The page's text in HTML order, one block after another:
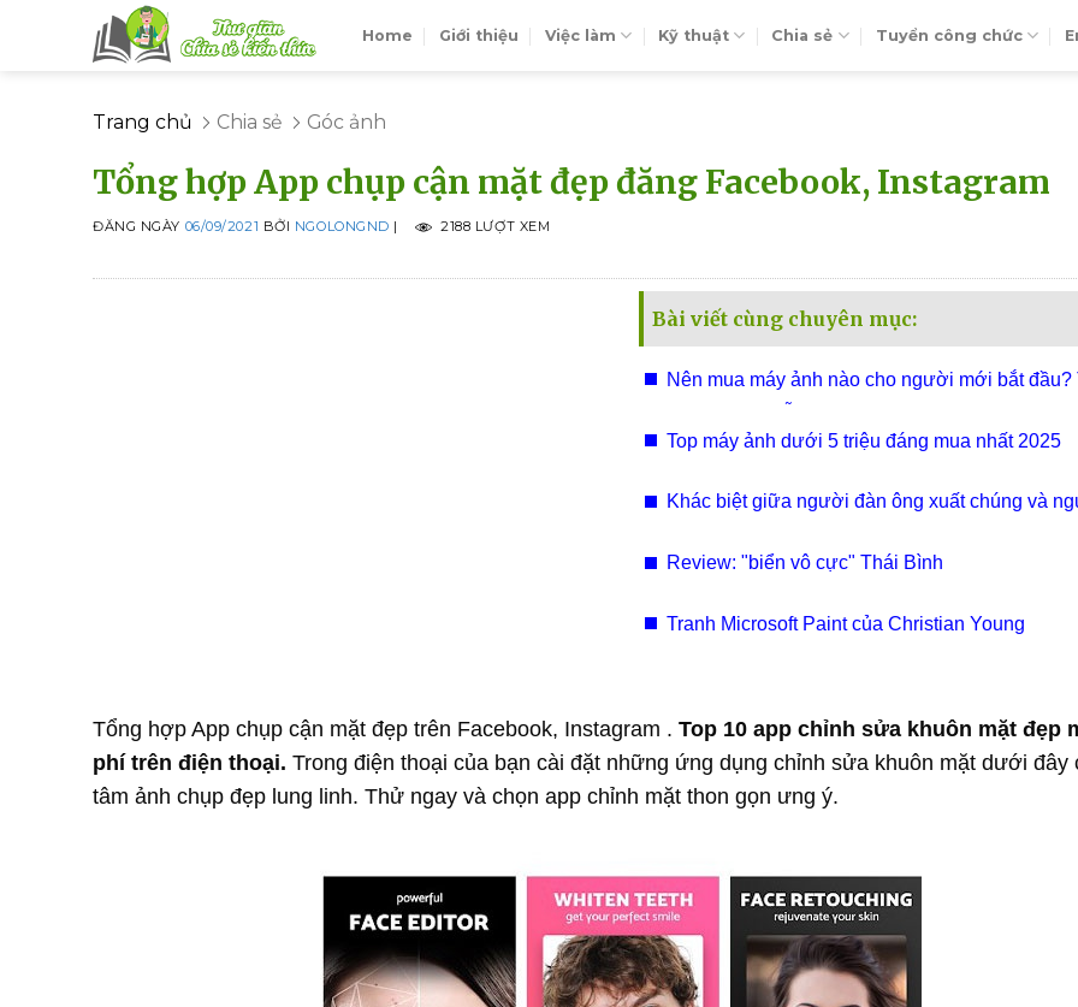
Home Giới thiệu Việc làm Kỹ thuật Chia sẻ Tuyển công chức
Trang chủ Chia sẻ Góc ảnh
Tổng hợp App chụp cận mặt đẹp đăng Facebook, Instagram
ĐĂNG NGÀY 06/09/2021 BỞI NGOLONGND | 2188 LƯỢT XEM
Bài viết cùng chuyên mục:
Nên mua máy ảnh nào cho người mới bắt đầu?
Top máy ảnh dưới 5 triệu đáng mua nhất 2025
Khác biệt giữa người đàn ông xuất chúng và
Review: "biển vô cực" Thái Bình
Tranh Microsoft Paint của Christian Young
Tổng hợp App chụp cận mặt đẹp trên Facebook, Instagram . Top 10 app chỉnh sửa khuôn mặt đẹp
phí trên điện thoại. Trong điện thoại của bạn cài đặt những ứng dụng chỉnh sửa khuôn mặt dưới đây
tâm ảnh chụp đẹp lung linh. Thử ngay và chọn app chỉnh mặt thon gọn ưng ý.